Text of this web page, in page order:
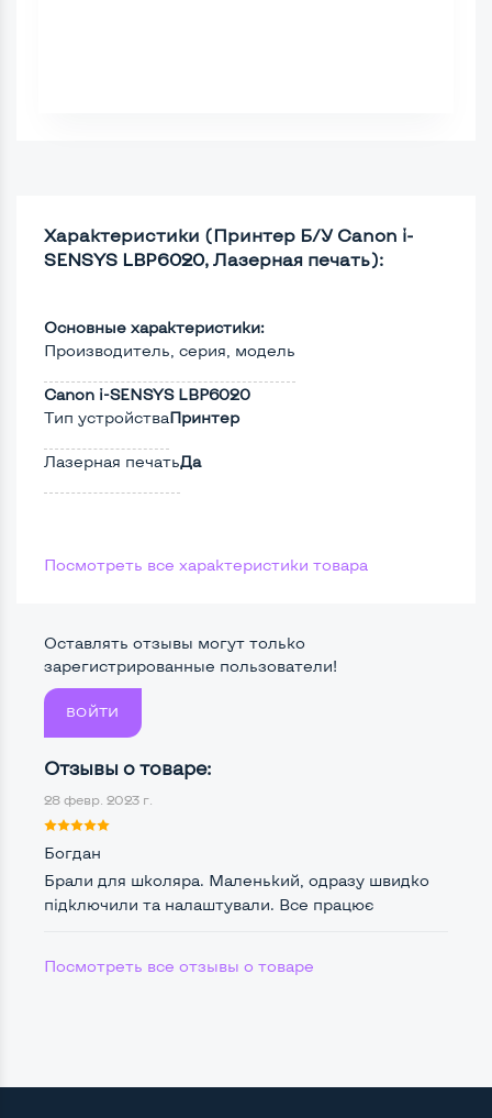
Характеристики (Принтер Б/У Canon i-
SENSYS LBP6020, Лазерная печать):
Основные характеристики:
Производитель, серия, модель
Canon i-SENSYS LBP6020
Тип устройстваПринтер
Лазерная печатьДа
Печать:
Двусторонняя автоматическая печать
Расходные материалы:
Емкость картриджа, копий
Разъемы подключения:
Сетевой Ethernet (RJ-45)Нет
Посмотреть все характеристики товара
Оставлять отзывы могут только
зарегистрированные пользователи!
ВОЙТИ
Отзывы о товаре:
28 февр. 2023 г.
Богдан
Брали для школяра. Маленький, одразу швидко
підключили та налаштували. Все працює
Посмотреть все отзывы о товаре